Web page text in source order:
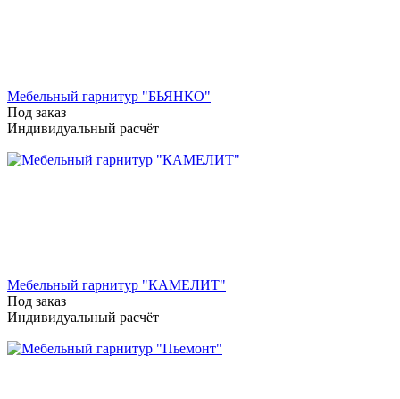
Мебельный гарнитур "БЬЯНКО"
Под заказ
Индивидуальный расчёт
Мебельный гарнитур "КАМЕЛИТ"
Под заказ
Индивидуальный расчёт